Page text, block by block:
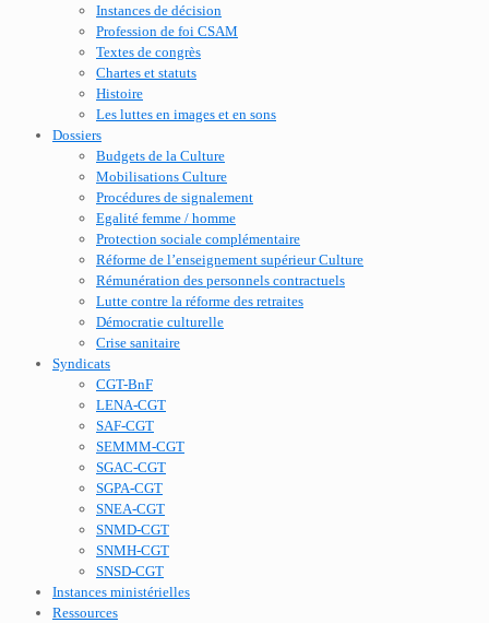
Instances de décision
Profession de foi CSAM
Textes de congrès
Chartes et statuts
Histoire
Les luttes en images et en sons
Dossiers
Budgets de la Culture
Mobilisations Culture
Procédures de signalement
Egalité femme / homme
Protection sociale complémentaire
Réforme de l’enseignement supérieur Culture
Rémunération des personnels contractuels
Lutte contre la réforme des retraites
Démocratie culturelle
Crise sanitaire
Syndicats
CGT-BnF
LENA-CGT
SAF-CGT
SEMMM-CGT
SGAC-CGT
SGPA-CGT
SNEA-CGT
SNMD-CGT
SNMH-CGT
SNSD-CGT
Instances ministérielles
Ressources